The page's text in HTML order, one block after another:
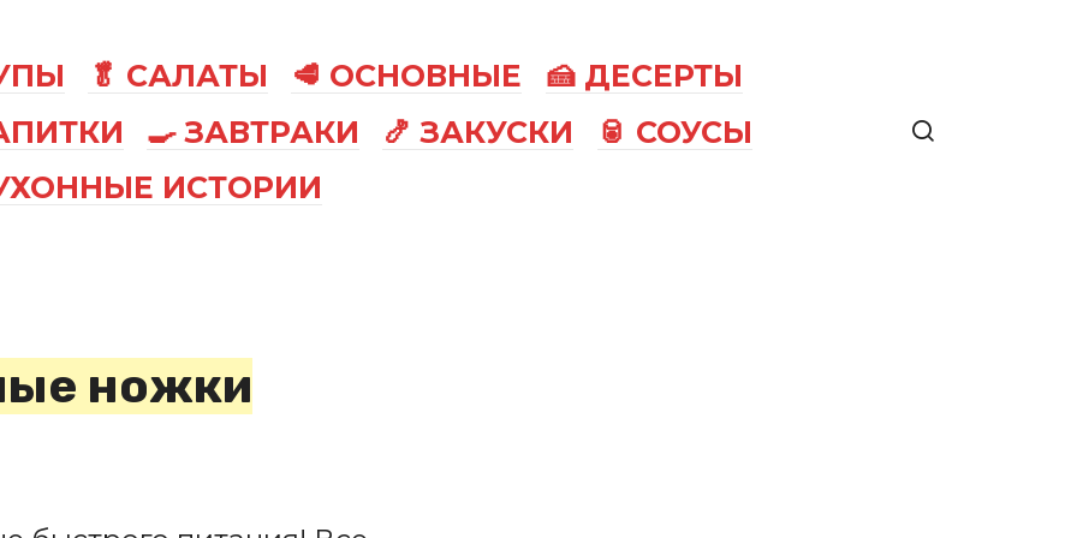
🥬 САЛАТЫ 🥩 ОСНОВНЫЕ
🍰 ДЕСЕРТЫ
🍳 ЗАВТРАКИ 🍤 ЗАКУСКИ
🥫 СОУСЫ
ИСТОРИИ
ножки